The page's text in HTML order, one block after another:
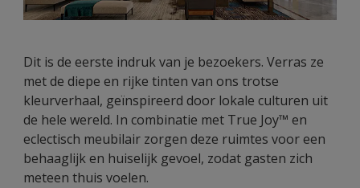
Dit is de eerste indruk van je bezoekers. Verras ze
met de diepe en rijke tinten van ons trotse
kleurverhaal, geïnspireerd door lokale culturen uit
de hele wereld. In combinatie met True Joy™ en
eclectisch meubilair zorgen deze ruimtes voor een
behaaglijk en huiselijk gevoel, zodat gasten zich
meteen thuis voelen.